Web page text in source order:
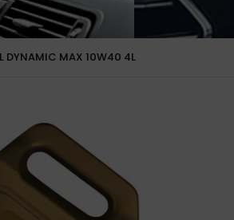
DYNAMIC MAX 10W40 4L